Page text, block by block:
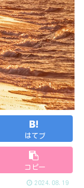
はてブ
コピー
2024.08.19